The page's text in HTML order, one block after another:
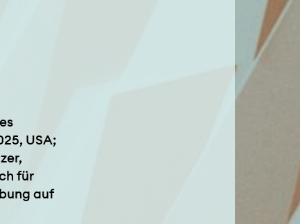
USA;
für
auf